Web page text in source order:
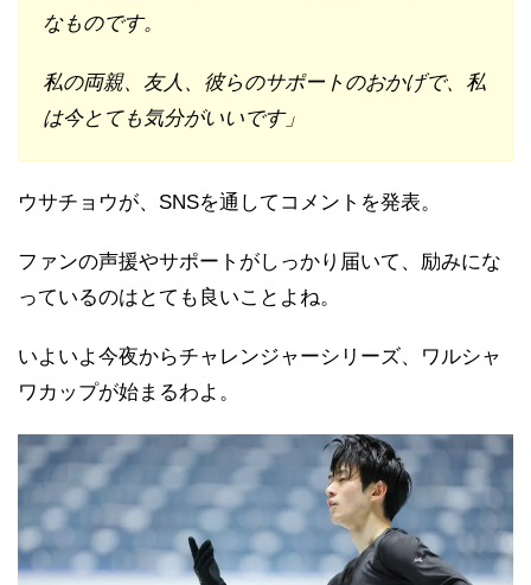
なものです。
私の両親、友人、彼らのサポートのおかげで、私
は今とても気分がいいです」
ウサチョウが、SNSを通してコメントを発表。
ファンの声援やサポートがしっかり届いて、励みにな
っているのはとても良いことよね。
いよいよ今夜からチャレンジャーシリーズ、ワルシャ
ワカップが始まるわよ。